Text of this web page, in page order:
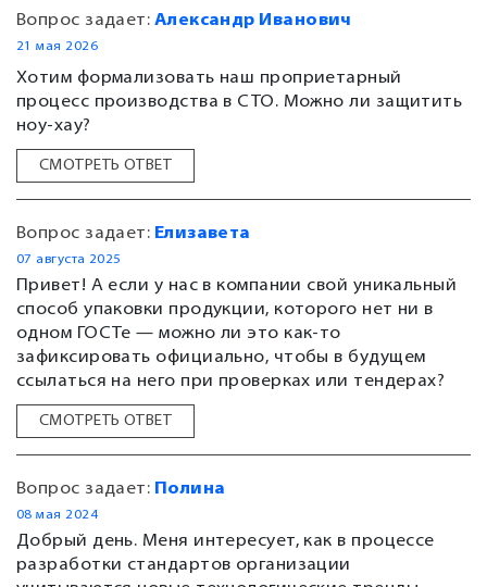
Вопрос задает: Александр Иванович
21 мая 2026
Хотим формализовать наш проприетарный
процесс производства в СТО. Можно ли защитить
ноу-хау?
СМОТРЕТЬ ОТВЕТ
Вопрос задает: Елизавета
07 августа 2025
Привет! А если у нас в компании свой уникальный
способ упаковки продукции, которого нет ни в
одном ГОСТе — можно ли это как-то
зафиксировать официально, чтобы в будущем
ссылаться на него при проверках или тендерах?
СМОТРЕТЬ ОТВЕТ
Вопрос задает: Полина
08 мая 2024
Добрый день. Меня интересует, как в процессе
разработки стандартов организации